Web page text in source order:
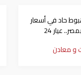
حاد في أسعار
الذهب بمصر.. عيار 24
و معادن